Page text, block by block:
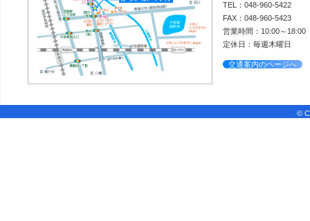
TEL：048-960-5422
FAX：048-960-5423
営業時間：10:00～18:00
定休日：毎週木曜日
交通案内のページへ
©